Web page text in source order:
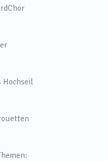
Hochseil